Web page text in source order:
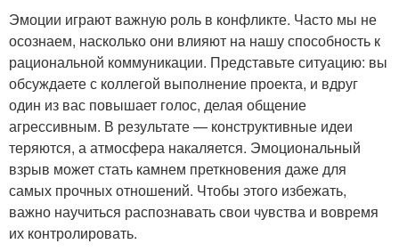
Эмоции играют важную роль в конфликте. Часто мы не
осознаем, насколько они влияют на нашу способность к
рациональной коммуникации. Представьте ситуацию: вы
обсуждаете с коллегой выполнение проекта, и вдруг
один из вас повышает голос, делая общение
агрессивным. В результате — конструктивные идеи
теряются, а атмосфера накаляется. Эмоциональный
взрыв может стать камнем преткновения даже для
самых прочных отношений. Чтобы этого избежать,
важно научиться распознавать свои чувства и вовремя
их контролировать.